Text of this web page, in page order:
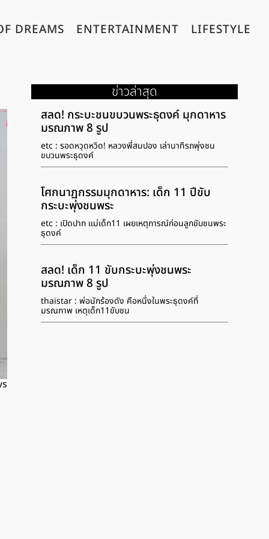
DREAMS ENTERTAINMENT LIFESTYLE
ข่าวล่าสุด
สลด! กระบะชนขบวนพระธุดงค์ มุกดาหาร
มรณภาพ 8 รูป
etc : รอดหวุดหวิด! หลวงพี่สมปอง เล่านาทีรถพุ่งชน
ขบวนพระธุดงค์
โศกนาฏกรรมมุกดาหาร: เด็ก 11 ปีขับ
กระบะพุ่งชนพระ
etc : เปิดปาก แม่เด็ก11 เผยเหตุการณ์ก่อนลูกขับชนพระ
ธุดงค์
สลด! เด็ก 11 ขับกระบะพุ่งชนพระ
มรณภาพ 8 รูป
thaistar : พ่อนักร้องดัง คือหนึ่งในพระธุดงค์ที่
มรณภาพ เหตุเด็ก11ขับชน